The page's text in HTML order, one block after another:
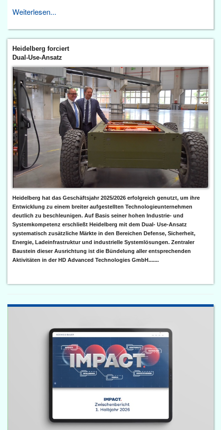
Weiterlesen...
Heidelberg forciert
Dual-Use-Ansatz
Heidelberg hat das Geschäftsjahr 2025/2026 erfolgreich genutzt, um ihre
Entwicklung zu einem breiter aufgestellten Technologieunternehmen
deutlich zu beschleunigen. Auf Basis seiner hohen Industrie- und
Systemkompetenz erschließt Heidelberg mit dem Dual- Use-Ansatz
systematisch zusätzliche Märkte in den Bereichen Defense, Sicherheit,
Energie, Ladeinfrastruktur und industrielle Systemlösungen. Zentraler
Baustein dieser Ausrichtung ist die Bündelung aller entsprechenden
Aktivitäten in der HD Advanced Technologies GmbH.......